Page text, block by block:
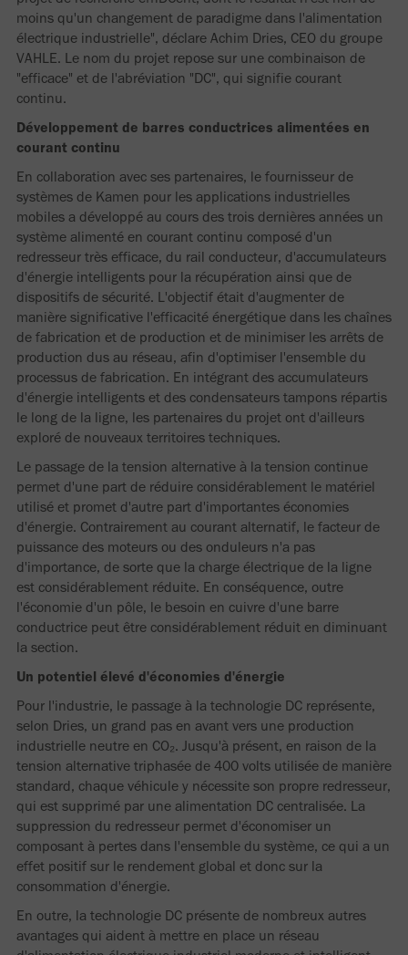
moins qu'un changement de paradigme dans l'alimentation
électrique industrielle", déclare Achim Dries, CEO du groupe
VAHLE. Le nom du projet repose sur une combinaison de
"efficace" et de l'abréviation "DC", qui signifie courant
continu.
Développement de barres conductrices alimentées en
courant continu
En collaboration avec ses partenaires, le fournisseur de
systèmes de Kamen pour les applications industrielles
mobiles a développé au cours des trois dernières années un
système alimenté en courant continu composé d'un
redresseur très efficace, du rail conducteur, d'accumulateurs
d'énergie intelligents pour la récupération ainsi que de
dispositifs de sécurité. L'objectif était d'augmenter de
manière significative l'efficacité énergétique dans les chaînes
de fabrication et de production et de minimiser les arrêts de
production dus au réseau, afin d'optimiser l'ensemble du
processus de fabrication. En intégrant des accumulateurs
d'énergie intelligents et des condensateurs tampons répartis
le long de la ligne, les partenaires du projet ont d'ailleurs
exploré de nouveaux territoires techniques.
Le passage de la tension alternative à la tension continue
permet d'une part de réduire considérablement le matériel
utilisé et promet d'autre part d'importantes économies
d'énergie. Contrairement au courant alternatif, le facteur de
puissance des moteurs ou des onduleurs n'a pas
d'importance, de sorte que la charge électrique de la ligne
est considérablement réduite. En conséquence, outre
l'économie d'un pôle, le besoin en cuivre d'une barre
conductrice peut être considérablement réduit en diminuant
la section.
Un potentiel élevé d'économies d'énergie
Pour l'industrie, le passage à la technologie DC représente,
selon Dries, un grand pas en avant vers une production
industrielle neutre en CO₂. Jusqu'à présent, en raison de la
tension alternative triphasée de 400 volts utilisée de manière
standard, chaque véhicule y nécessite son propre redresseur,
qui est supprimé par une alimentation DC centralisée. La
suppression du redresseur permet d'économiser un
composant à pertes dans l'ensemble du système, ce qui a un
effet positif sur le rendement global et donc sur la
consommation d'énergie.
En outre, la technologie DC présente de nombreux autres
avantages qui aident à mettre en place un réseau